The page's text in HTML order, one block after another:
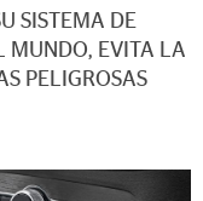
SISTEMA DE
MUNDO, EVITA LA
PELIGROSAS